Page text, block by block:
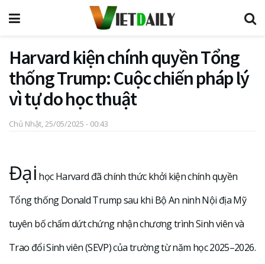
Harvard kiện chính quyền Tổng
thống Trump: Cuộc chiến pháp lý
vì tự do học thuật
Chủ Nhật, 25/05/2025 - 00:43
Đại học Harvard đã chính thức khởi kiện chính quyền
Tổng thống Donald Trump sau khi Bộ An ninh Nội địa Mỹ
tuyên bố chấm dứt chứng nhận chương trình Sinh viên và
Trao đổi Sinh viên (SEVP) của trường từ năm học 2025–2026.